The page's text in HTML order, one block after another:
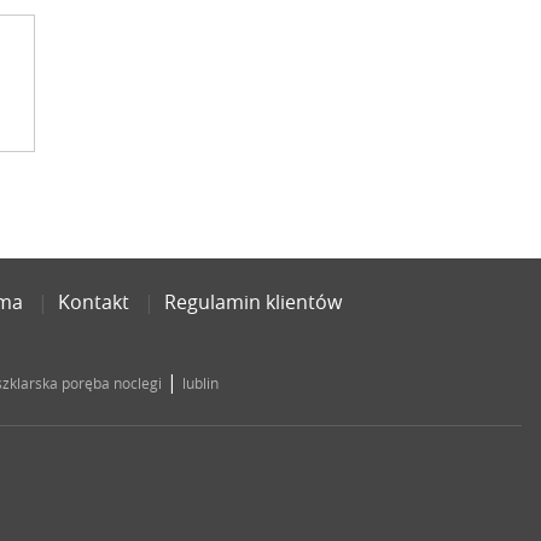
Kontakt Regulamin klientów
poręba noclegi | lublin